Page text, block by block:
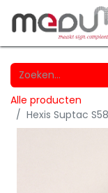
Alle producten
Hexis Suptac